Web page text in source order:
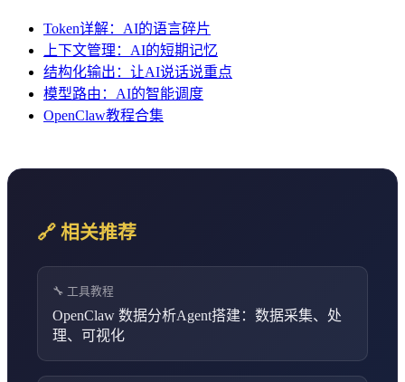
Token详解：AI的语言碎片
上下文管理：AI的短期记忆
结构化输出：让AI说话说重点
模型路由：AI的智能调度
OpenClaw教程合集
🔗 相关推荐
🔧 工具教程
OpenClaw 数据分析Agent搭建：数据采集、处
理、可视化